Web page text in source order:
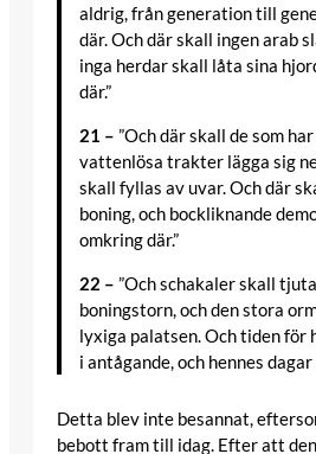
aldrig, från generation till
där. Och där skall ingen arab
inga herdar skall låta sina
där.”
21 – ”Och där skall de som
vattenlösa trakter lägga sig
skall fyllas av uvar. Och där
boning, och bockliknande
omkring där.”
22 – ”Och schakaler skall
boningstorn, och den stora
lyxiga palatsen. Och tiden för
i antågande, och hennes
Detta blev inte besannat,
bebott fram till idag. Efter att